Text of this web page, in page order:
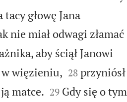
głowę Jana
nie miał odwagi złamać
aby ściął Janowi
w więzieniu, 

28 przyniósł
matce.
29 Gdy się o tym